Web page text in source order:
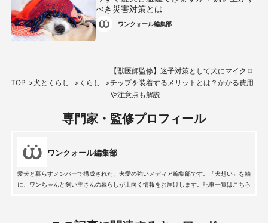
べき災害対策とは
ワンクォール編集部
TOP 犬とくらし くらし
【獣医師監修】迷子対策として犬にマイクロ
チップを装着するメリットとは？かかる費用
や注意点も解説
専門家・監修プロフィール
ワンクォール編集部
愛犬と暮らすメンバーで構成された、犬愛の強いメディア編集部です。「犬想い」を軸
に、ワンちゃんと飼い主さんの暮らしが上向く情報をお届けします。記事一覧はこちら